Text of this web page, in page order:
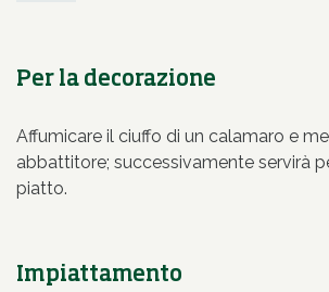
Per la decorazione
Affumicare il ciuffo di un calamaro e
abbattitore; successivamente servirà
piatto.
Impiattamento